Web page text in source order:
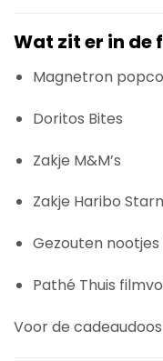
Wat zit er in
Magnetron
Doritos Bites
Zakje M&M’s
Zakje Haribo
Gezouten
Pathé Thuis
Voor de